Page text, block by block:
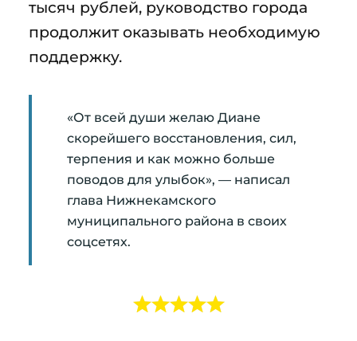
тысяч рублей, руководство города
продолжит оказывать необходимую
поддержку.
«От всей души желаю Диане
скорейшего восстановления, сил,
терпения и как можно больше
поводов для улыбок», — написал
глава Нижнекамского
муниципального района в своих
соцсетях.